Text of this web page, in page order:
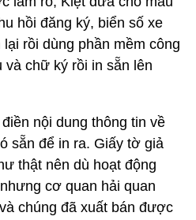
hồi đăng ký, biển số xe
rồi dùng phần mềm công
và chữ ký rồi in sẵn lên
nội dung thông tin về
sẵn để in ra. Giấy tờ giả
thật nên dù hoạt động
cơ quan hải quan
chúng đã xuất bán được